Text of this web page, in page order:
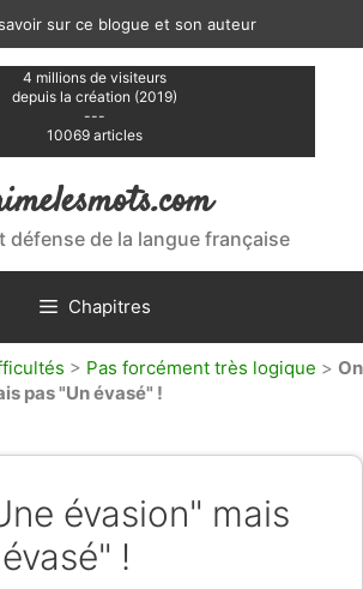
sur ce blogue et son auteur
4 millions de visiteurs
depuis la création (2019)
---
10069 articles
défense de la langue française
Chapitres
> Pas forcément très logique > On
pas "Un évasé" !
évasion" mais
!